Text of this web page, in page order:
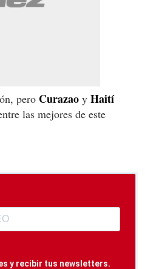
pero Curazao y Haití
las mejores de este
y recibir tus newsletters.